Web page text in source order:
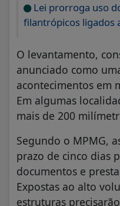
Lei prorroga uso
filantrópicos ligados
O levantamento,
anunciado como
acontecimentos em
Em algumas
mais de 200
Segundo o MPMG,
prazo de cinco dias
documentos e
Expostas ao alto
estruturas